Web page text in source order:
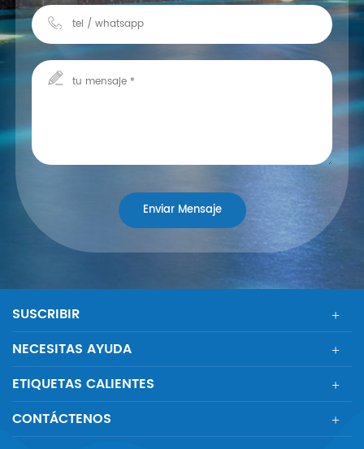
SUSCRIBIR
NECESITAS AYUDA
ETIQUETAS CALIENTES
CONTÁCTENOS